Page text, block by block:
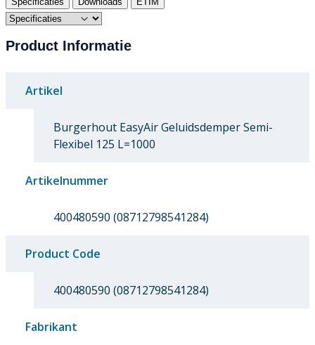
Product Informatie
Artikel
Burgerhout EasyAir Geluidsdemper Semi-
Flexibel 125 L=1000
Artikelnummer
400480590 (08712798541284)
Product Code
400480590 (08712798541284)
Fabrikant